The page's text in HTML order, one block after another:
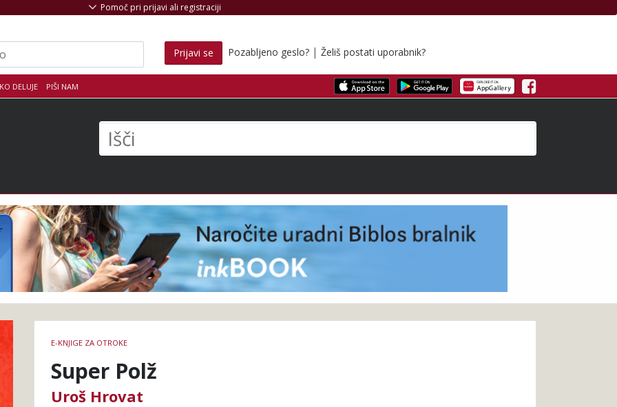
DELUJE PIŠI NAM Facebook
Pomoč pri prijavi ali registraciji
Prijavi se Pozabljeno geslo? | Želiš postati uporabnik?
knjige
E-KNJIGE ZA OTROKE
Super Polž
Uroš Hrovat